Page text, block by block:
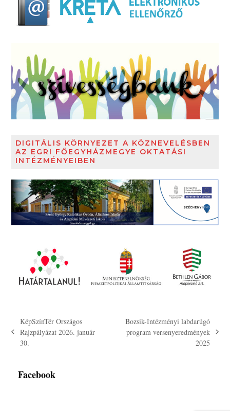
DIGITÁLIS KÖRNYEZET A KÖZNEVELÉSBEN
AZ EGRI FŐEGYHÁZMEGYE OKTATÁSI
INTÉZMÉNYEIBEN
previous
post:
KépSzínTér Országos
Rajzpályázat 2026. január
30.
Bozsik-Intézményi labdarúgó
program versenyeredmények
2025
Facebook